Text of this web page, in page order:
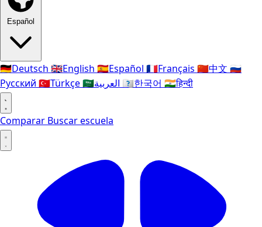
Español
🇩🇪Deutsch 🇬🇧English 🇪🇸Español 🇫🇷Français 🇨🇳中文 🇷🇺
Русский 🇹🇷Türkçe🇸🇦 🇰🇷한국어 🇮🇳हिन्दी
Comparar Buscar escuela